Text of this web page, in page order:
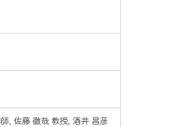
, 佐藤 徹哉 教授, 酒井 昌彦